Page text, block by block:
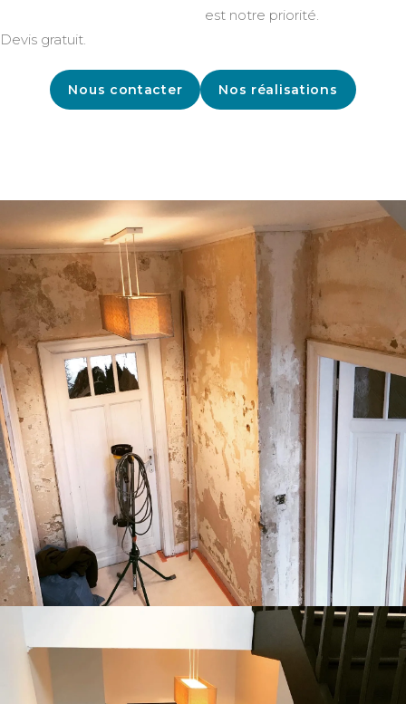
est notre priorité.
Devis gratuit.
Nous contacter Nos réalisations